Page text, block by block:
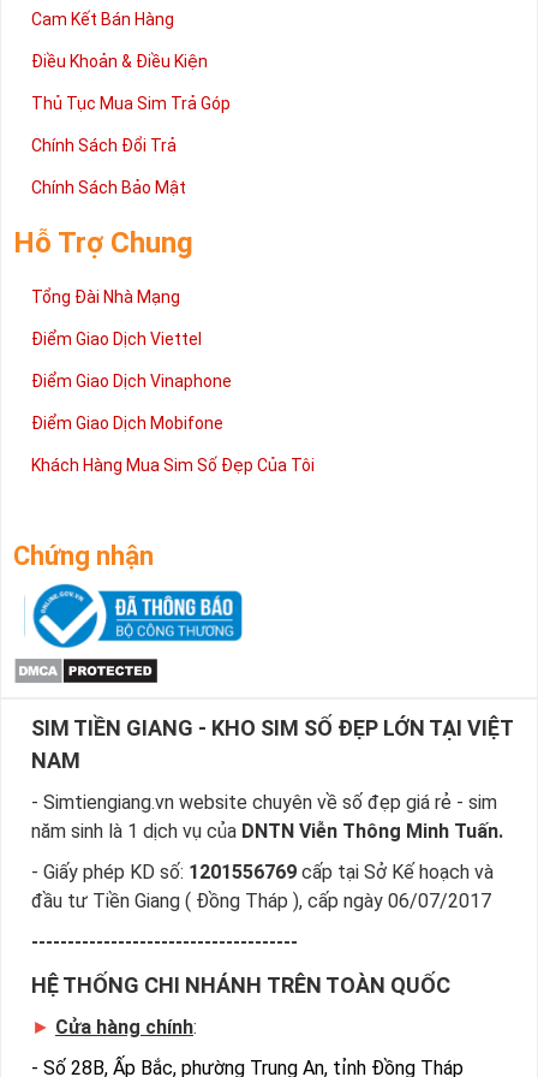
Cam Kết Bán Hàng
Điều Khoản & Điều Kiện
Thủ Tục Mua Sim Trả Góp
Chính Sách Đổi Trả
Chính Sách Bảo Mật
Hỗ Trợ Chung
Tổng Đài Nhà Mạng
Điểm Giao Dịch Viettel
Điểm Giao Dịch Vinaphone
Điểm Giao Dịch Mobifone
Khách Hàng Mua Sim Số Đẹp Của Tôi
Chứng nhận
SIM TIỀN GIANG - KHO SIM SỐ ĐẸP LỚN TẠI VIỆT
NAM
- Simtiengiang.vn website chuyên về số đẹp giá rẻ - sim
năm sinh là 1 dịch vụ của DNTN Viễn Thông Minh Tuấn.
- Giấy phép KD số: 1201556769 cấp tại Sở Kế hoạch và
đầu tư Tiền Giang ( Đồng Tháp ), cấp ngày 06/07/2017
-------------------------------------
HỆ THỐNG CHI NHÁNH TRÊN TOÀN QUỐC
► Cửa hàng chính:
- Số 28B, Ấp Bắc, phường Trung An, tỉnh Đồng Tháp